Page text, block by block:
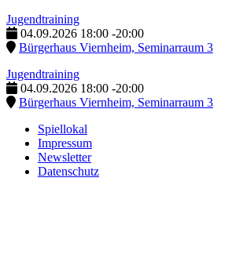
Jugendtraining
04.09.2026 18:00 -20:00
Bürgerhaus Viernheim, Seminarraum 3
Jugendtraining
04.09.2026 18:00 -20:00
Bürgerhaus Viernheim, Seminarraum 3
Spiellokal
Impressum
Newsletter
Datenschutz